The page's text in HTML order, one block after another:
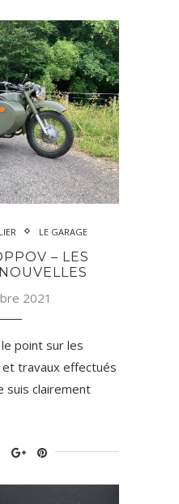
LE GARAGE
– LES
2021
point sur les
travaux effectués
suis clairement